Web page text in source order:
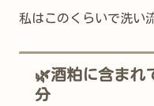
私はこのくらいで洗い
🌿酒粕に含まれ
分